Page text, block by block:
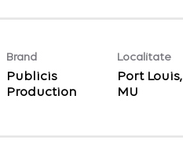
Brand
Publicis
Production
Localitate
Port Louis,